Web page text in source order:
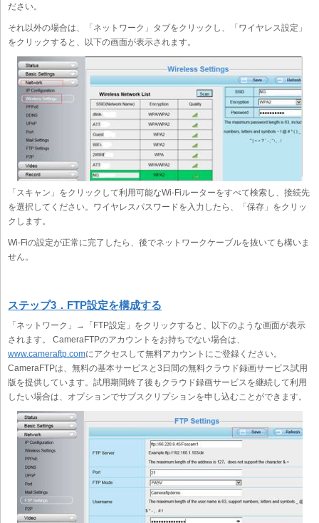
ださい。
それ以外の場合は、「ネットワーク」タブをクリックし、「ワイヤレス設定」
をクリックすると、以下の画面が表示されます。
「スキャン」をクリックして利用可能なWi-Fiルーターをすべて検索し、接続先
を選択してください。ワイヤレスパスワードを入力したら、「保存」をクリッ
クします。
Wi-Fiの設定が正常に完了したら、後でネットワークケーブルを抜いても構いま
せん。
ステップ3．FTP設定を構成する
「ネットワーク」→「FTP設定」をクリックすると、以下のような画面が表示
されます。 CameraFTPのアカウントをお持ちでない場合は、
www.cameraftp.comにアクセスして無料アカウントにご登録ください。
CameraFTPは、無料の基本サービスと3日間の無料クラウド録画サービス試用
版を提供しています。試用期間終了後もクラウド録画サービスを継続して利用
したい場合は、オプションでサブスクリプションを申し込むことができます。